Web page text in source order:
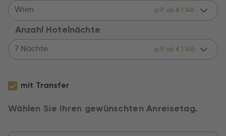
Wien p.P. ab € 1.149,-
Anzahl Hotelnächte
7 Nächte p.P. ab € 1.149,-
mit Transfer
Wählen Sie Ihren gewünschten Anreisetag.